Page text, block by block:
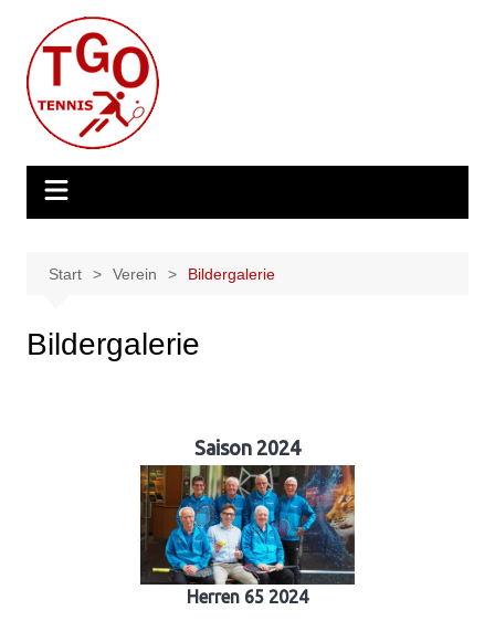
Inhalt
springen
Start Verein Bildergalerie
Bildergalerie
Saison 2024
Herren 65 2024